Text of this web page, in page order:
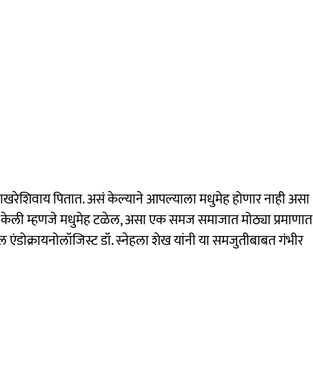
पितात. असं केल्याने आपल्याला मधुमेह होणार नाही असा
म्हणजे मधुमेह टळेल, असा एक समज समाजात मोठ्या प्रमाणात
डॉ. स्नेहला शेख यांनी या समजुतीबाबत गंभीर